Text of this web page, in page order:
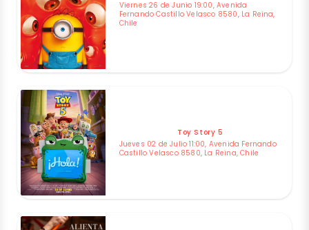
Viernes 26 de Junio 19:00, Avenida
Fernando Castillo Velasco 8580, La Reina,
Chile
Toy Story 5
Jueves 02 de Julio 11:00, Avenida Fernando
Castillo Velasco 8580, La Reina, Chile